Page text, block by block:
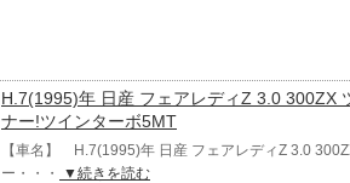
H.7(1995)年 日産 フェアレディZ 3.0 300ZX
ナー!ツインターボ5MT
【車名】 H.7(1995)年 日産 フェアレディZ 3.0
ー・・・
▼続きを読む